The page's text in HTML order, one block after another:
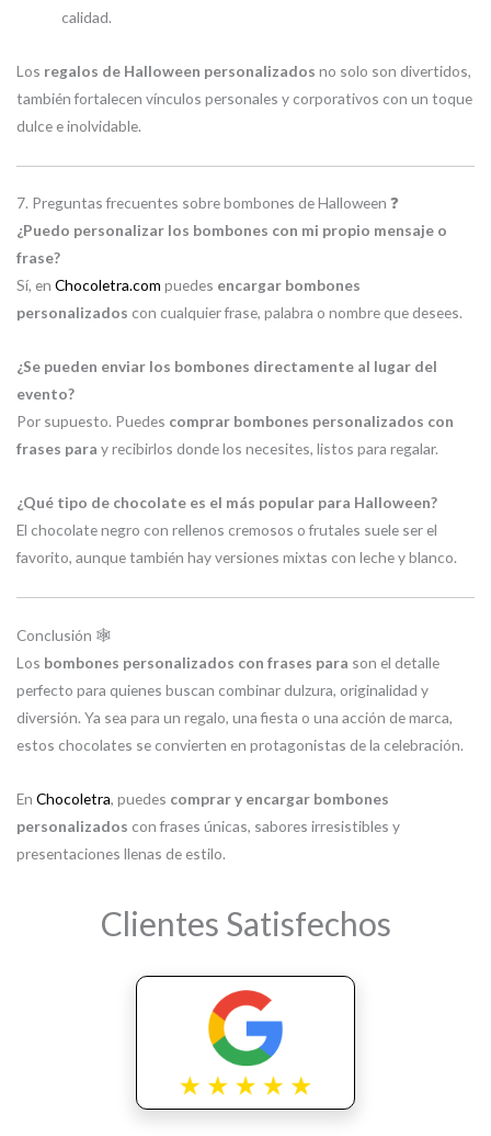
calidad.
Los regalos de Halloween personalizados no solo son divertidos,
también fortalecen vínculos personales y corporativos con un toque
dulce e inolvidable.
7. Preguntas frecuentes sobre bombones de Halloween ❓
¿Puedo personalizar los bombones con mi propio mensaje o
frase?
Sí, en Chocoletra.com puedes encargar bombones
personalizados con cualquier frase, palabra o nombre que desees.
¿Se pueden enviar los bombones directamente al lugar del
evento?
Por supuesto. Puedes comprar bombones personalizados con
frases para y recibirlos donde los necesites, listos para regalar.
¿Qué tipo de chocolate es el más popular para Halloween?
El chocolate negro con rellenos cremosos o frutales suele ser el
favorito, aunque también hay versiones mixtas con leche y blanco.
Conclusión 🕸️
Los bombones personalizados con frases para son el detalle
perfecto para quienes buscan combinar dulzura, originalidad y
diversión. Ya sea para un regalo, una fiesta o una acción de marca,
estos chocolates se convierten en protagonistas de la celebración.
En Chocoletra, puedes comprar y encargar bombones
personalizados con frases únicas, sabores irresistibles y
presentaciones llenas de estilo.
Clientes Satisfechos